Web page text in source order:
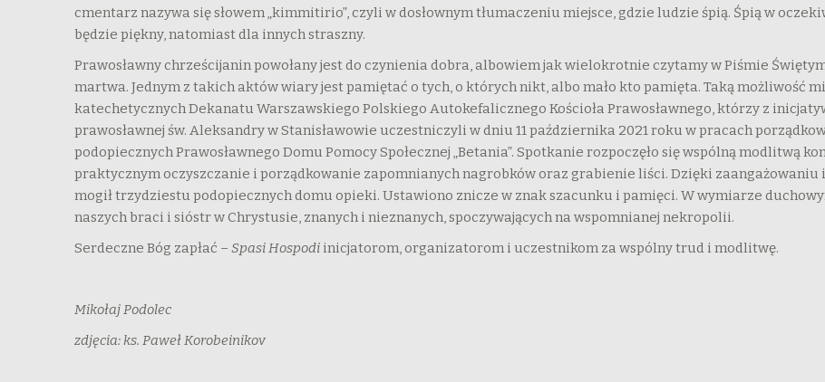
cmentarz nazywa się słowem „kimmitirio”, czyli w dosłownym tłumaczeniu miejsce, gdzie ludzie śpią. Śpią w
będzie piękny, natomiast dla innych straszny.
Prawosławny chrześcijanin powołany jest do czynienia dobra, albowiem jak wielokrotnie czytamy w Piśmie
martwa. Jednym z takich aktów wiary jest pamiętać o tych, o których nikt, albo mało kto pamięta. Taką możliwość
katechetycznych Dekanatu Warszawskiego Polskiego Autokefalicznego Kościoła Prawosławnego, którzy z
prawosławnej św. Aleksandry w Stanisławowie uczestniczyli w dniu 11 października 2021 roku w pracach
podopiecznych Prawosławnego Domu Pomocy Społecznej „Betania”. Spotkanie rozpoczęło się wspólną modlitwą
praktycznym oczyszczanie i porządkowanie zapomnianych nagrobków oraz grabienie liści. Dzięki
mogił trzydziestu podopiecznych domu opieki. Ustawiono znicze w znak szacunku i pamięci. W wymiarze
naszych braci i sióstr w Chrystusie, znanych i nieznanych, spoczywających na wspomnianej nekropolii.
Serdeczne Bóg zapłać – Spasi Hospodi inicjatorom, organizatorom i uczestnikom za wspólny trud i modlitwę.
Mikołaj Podolec
zdjęcia: ks. Paweł Korobeinikov